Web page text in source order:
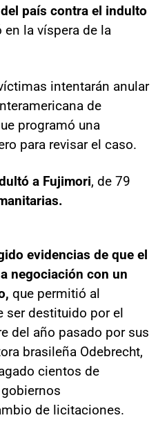
país contra el indulto
en la víspera de la
intentarán anular
de
programó una
para revisar el caso.
a Fujimori, de 79
evidencias de que el
negociación con un
que permitió al
ser destituido por el
del año pasado por sus
brasileña Odebrecht,
cientos de
de licitaciones.